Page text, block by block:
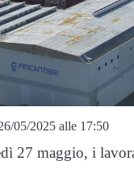
05/2025 alle 17:50
27 maggio, i